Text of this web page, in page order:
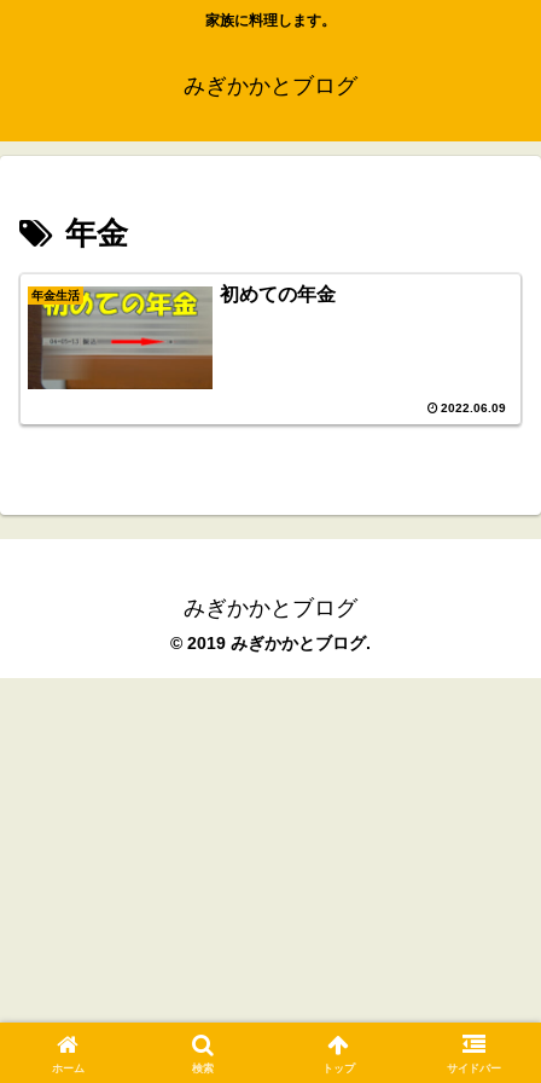
家族に料理します。
みぎかかとブログ
年金
年金生活 初めての年金
2022.06.09
みぎかかとブログ
© 2019 みぎかかとブログ.
ホーム 検索 トップ サイドバー